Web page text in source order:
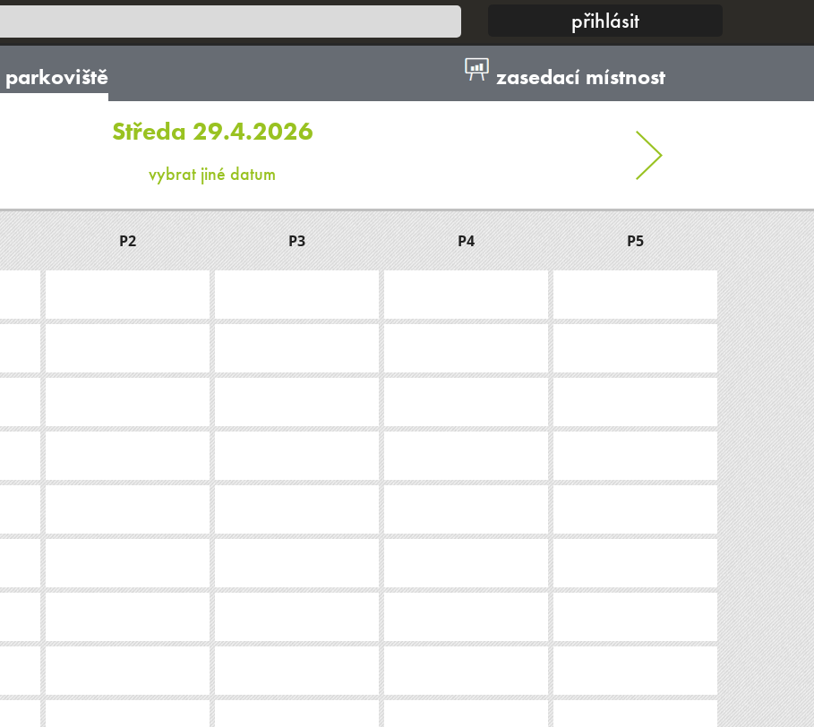
parkoviště
zasedací místnost
Středa 29.4.2026
vybrat jiné datum
P2 P3 P4 P5